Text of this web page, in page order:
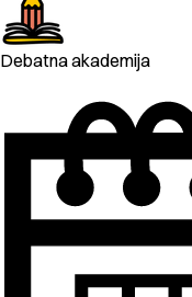
Debatna akademija